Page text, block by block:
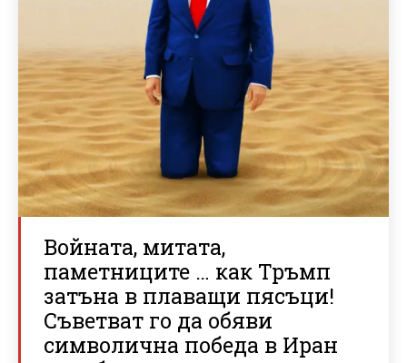
Войната, митата,
паметниците … как Тръмп
затъна в плаващи пясъци!
Съветват го да обяви
символична победа в Иран